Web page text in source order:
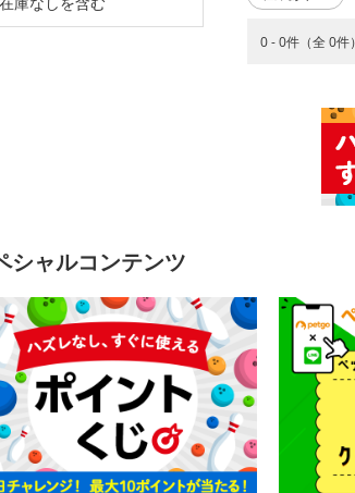
0 - 0件（全 0件）
シャルコンテンツ